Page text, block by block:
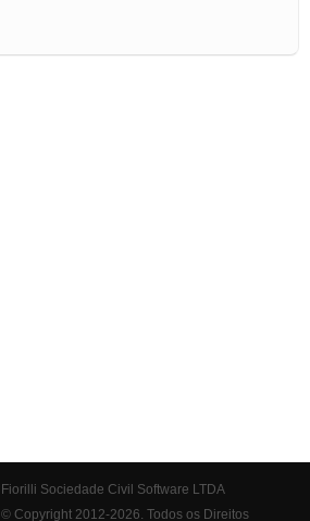
Fiorilli Sociedade Civil Software LTDA
© Copyright 2012-2026. Todos os Direitos